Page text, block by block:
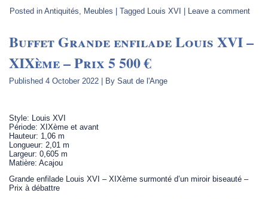
Posted in Antiquités, Meubles |Tagged Louis XVI Leave a comment
Buffet Grande enfilade Louis XVI –
XIXème – Prix 5 500 €
Published 4 October 2022 By Saut de l'Ange
Style: Louis XVI
Période: XIXème et avant
Hauteur: 1,06 m
Longueur: 2,01 m
Largeur: 0,605 m
Matière: Acajou
Grande enfilade Louis XVI – XIXème surmonté d’un miroir biseauté –
Prix à débattre